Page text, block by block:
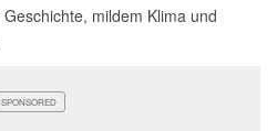
mildem Klima und
SPONSORED